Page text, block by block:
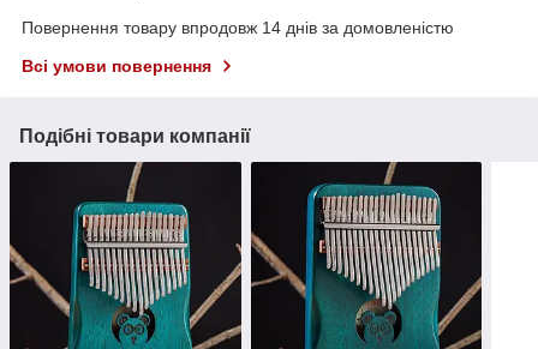
Повернення товару впродовж 14 днів за домовленістю
Всі умови повернення
Подібні товари компанії